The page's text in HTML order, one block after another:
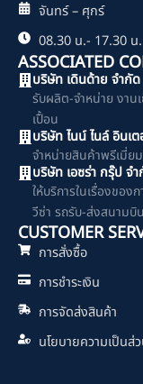
จันทร์ – ศุกร์
08.30 น.- 17.30 น.
ASSOCIATED
บริษัท เดินด้าย จำกัด
รับผลิต-จำหน่าย งาน
เปื้อน
บริษัท ไนน์ ไนล์ อินเ
จำหน่ายสินค้าพรีเมี่ย
บริษัท เอซร่า กรุ๊ป จ
ให้บริการในเรื่องของ
วีซ่า รถรับ-ส่งสนามบิน
CUSTOMER
การสั่งซื้อ
การชำระเงิน
การจัดส่งสินค้า
นโยบายความเป็นส่